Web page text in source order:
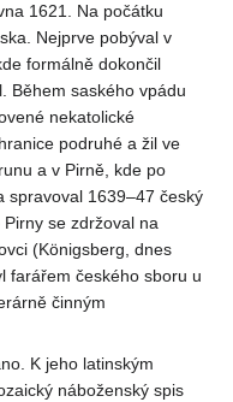
1621. Na počátku
Nejprve pobýval v
formálně dokončil
Během saského vpádu
nekatolické
podruhé a žil ve
a v Pirně, kde po
spravoval 1639–47 český
se zdržoval na
(Königsberg, dnes
farářem českého sboru u
činným
K jeho latinským
náboženský spis